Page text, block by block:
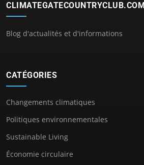
CLIMATEGATECOUNTRYCLUB.COM
Blog d'actualités et d'informations
CATÉGORIES
Changements climatiques
Politiques environnementales
Sustainable Living
Économie circulaire